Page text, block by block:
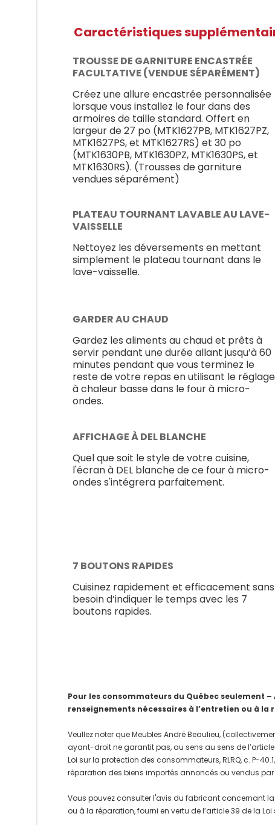
Caractéristiques
TROUSSE DE GARNITURE ENCASTRÉE
FACULTATIVE (VENDUE SÉPARÉMENT)
Créez une allure encastrée personnalisée
lorsque vous installez le four dans des
armoires de taille standard. Offert en
largeur de 27 po (MTK1627PB, MTK1627PZ,
MTK1627PS, et MTK1627RS) et 30 po
(MTK1630PB, MTK1630PZ, MTK1630PS, et
MTK1630RS). (Trousses de garniture
vendues séparément)
PLATEAU TOURNANT LAVABLE AU LAVE-
VAISSELLE
Nettoyez les déversements en mettant
simplement le plateau tournant dans le
lave-vaisselle.
GARDER AU CHAUD
Gardez les aliments au chaud et prêts à
servir pendant une durée allant jusqu’à 60
minutes pendant que vous terminez le
reste de votre repas en utilisant le réglage
à chaleur basse dans le four à micro-
ondes.
AFFICHAGE À DEL BLANCHE
Quel que soit le style de votre cuisine,
l'écran à DEL blanche de ce four à micro-
ondes s'intégrera parfaitement.
7 BOUTONS RAPIDES
Cuisinez rapidement et efficacement sans
besoin d’indiquer le temps avec les 7
boutons rapides.
Pour les consommateurs du Québec seulement
renseignements nécessaires à l’entretien ou à
Veullez noter que Meubles André Beaulieu,
ayant-droit ne garantit pas, au sens au sens de l’article
Loi sur la protection des consommateurs, RLRQ, c. P-
réparation des biens importés annoncés ou vendus
Vous pouvez consulter l'avis du fabricant concernant
ou à la réparation, fourni en vertu de l’article 39 de la